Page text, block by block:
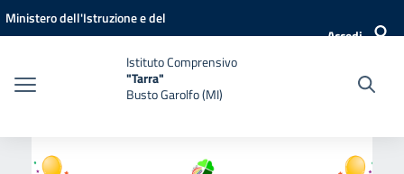
Vai ai contenuti
Vai al menu di navigazione
Vai al footer
Ministero dell'Istruzione e del
Accedi
Istituto Comprensivo
"Tarra"
Busto Garolfo (MI)